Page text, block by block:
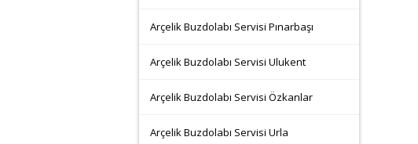
Arçelik Buzdolabı Servisi Pınarbaşı
Arçelik Buzdolabı Servisi Ulukent
Arçelik Buzdolabı Servisi Özkanlar
Arçelik Buzdolabı Servisi Urla